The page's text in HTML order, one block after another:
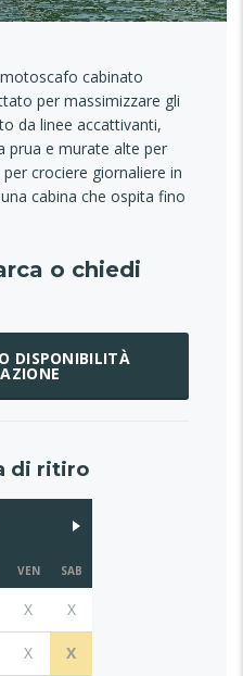
cabinato
per massimizzare gli
da linee accattivanti,
prua e murate alte per
crociere giornaliere in
cabina che ospita fino
o chiedi
DISPONIBILITÀ
di ritiro
VEN SAB
X X
X X